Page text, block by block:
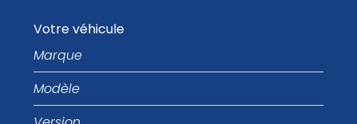
Votre véhicule
Marque
Modèle
Version